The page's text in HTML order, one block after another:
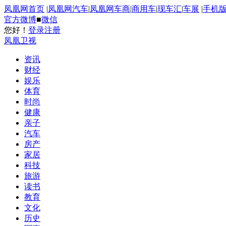
凤凰网首页 |凤凰网汽车|凤凰网车商|商用车|现车汇|车展 |手机版
官方微博■微信
您好！ 登录注册
凤凰卫视
资讯
财经
娱乐
体育
时尚
健康
亲子
汽车
房产
家居
科技
旅游
读书
教育
文化
历史